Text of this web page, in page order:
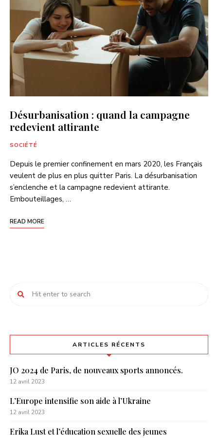
Désurbanisation : quand la campagne
redevient attirante
SOCIÉTÉ
Depuis le premier confinement en mars 2020, les Français
veulent de plus en plus quitter Paris. La désurbanisation
s’enclenche et la campagne redevient attirante.
Embouteillages, …
READ MORE
ARTICLES RÉCENTS
JO 2024 de Paris, de nouveaux sports annoncés.
12 avril 2023
L’Europe intensifie son aide à l’Ukraine
12 avril 2023
Erika Lust et l’éducation sexuelle des jeunes